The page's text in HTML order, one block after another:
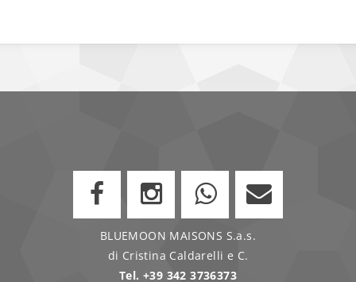
BLUEMOON MAISONS S.a.s.
di Cristina Caldarelli e C.
Tel. +39 342 3736373